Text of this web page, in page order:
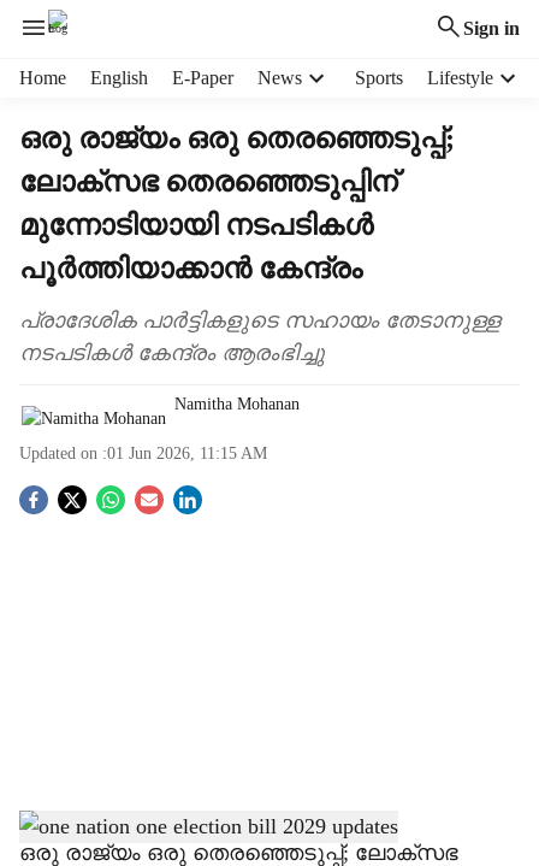
Sign in
Home English E-Paper News Sports Lifestyle
ഒരു രാജ്യം ഒരു തെരഞ്ഞെടുപ്പ്;
ലോക്സഭ തെരഞ്ഞെടുപ്പിന്
മുന്നോടിയായി നടപടികൾ
പൂർത്തിയാക്കാൻ കേന്ദ്രം
പ്രാദേശിക പാർട്ടികളുടെ സഹായം തേടാനുള്ള
നടപടികൾ കേന്ദ്രം ആരംഭിച്ചു
Namitha Mohanan
Updated on :01 Jun 2026, 11:15 AM
S
h
ഒരു രാജ്യം ഒരു തെരഞ്ഞെടുപ്പ്; ലോക്സഭ